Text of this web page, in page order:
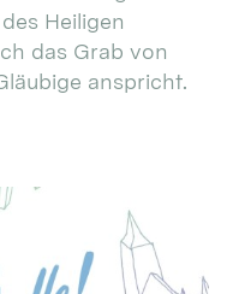
Heiligen
das Grab von
anspricht.